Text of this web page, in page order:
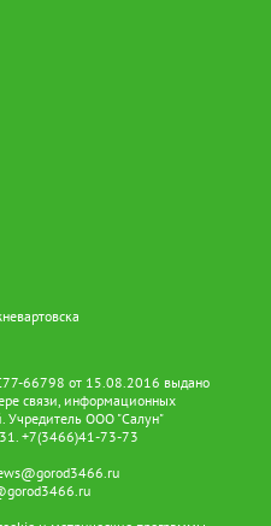
66798 от 15.08.2016 выдано
связи, информационных
Учредитель ООО "Салун"
+7(3466)41-73-73